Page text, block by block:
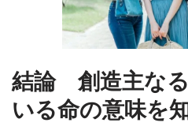
結論 創造主な
いる命の意味を